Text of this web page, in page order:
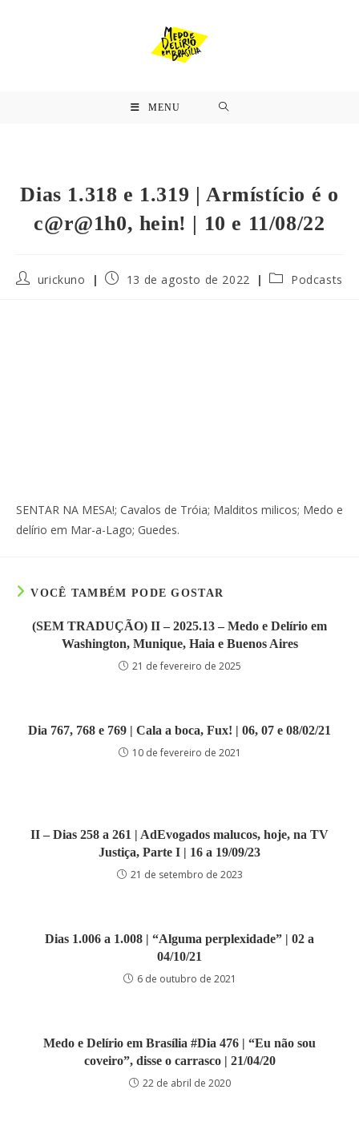
MENU
Dias 1.318 e 1.319 | Armístício é o
c@r@1h0, hein! | 10 e 11/08/22
urickuno 13 de agosto de 2022 Podcasts
SENTAR NA MESA!; Cavalos de Tróia; Malditos milicos; Medo e
delírio em Mar-a-Lago; Guedes.
VOCÊ TAMBÉM PODE GOSTAR
(SEM TRADUÇÃO) II – 2025.13 – Medo e Delírio em
Washington, Munique, Haia e Buenos Aires
21 de fevereiro de 2025
Dia 767, 768 e 769 | Cala a boca, Fux! | 06, 07 e 08/02/21
10 de fevereiro de 2021
II – Dias 258 a 261 | AdEvogados malucos, hoje, na TV
Justiça, Parte I | 16 a 19/09/23
21 de setembro de 2023
Dias 1.006 a 1.008 | “Alguma perplexidade” | 02 a
04/10/21
6 de outubro de 2021
Medo e Delírio em Brasília #Dia 476 | “Eu não sou
coveiro”, disse o carrasco | 21/04/20
22 de abril de 2020